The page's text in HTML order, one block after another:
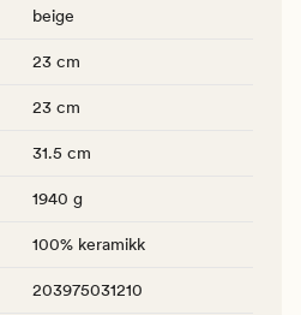
beige
23 cm
23 cm
31.5 cm
1940 g
100% keramikk
203975031210